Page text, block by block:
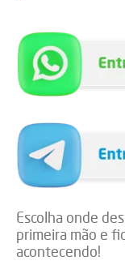
Escolha onde
primeira mão e
acontecendo!